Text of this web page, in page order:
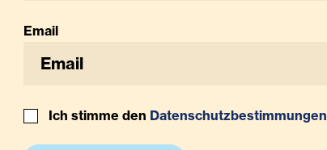
Email
Ich stimme den Datenschutzbestimmungen